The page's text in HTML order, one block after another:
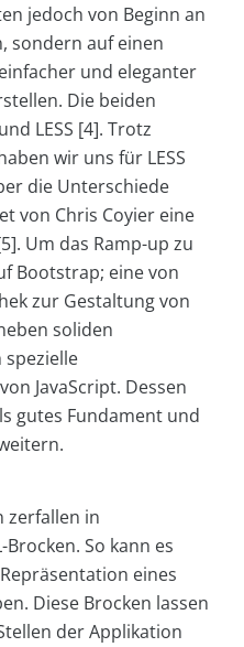
jedoch von Beginn an
sondern auf einen
und eleganter
Die beiden
LESS [4]. Trotz
wir uns für LESS
die Unterschiede
von Chris Coyier eine
Um das Ramp-up zu
Bootstrap; eine von
zur Gestaltung von
soliden
spezielle
JavaScript. Dessen
gutes Fundament und
zerfallen in
So kann es
eines
Diese Brocken lassen
der Applikation